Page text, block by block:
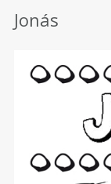
Jonás